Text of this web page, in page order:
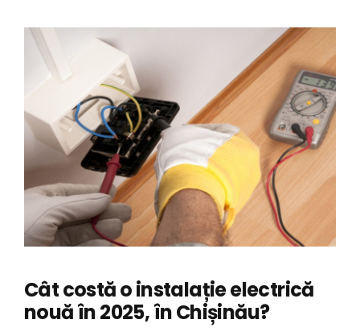
Cât costă o instalație electrică
nouă în 2025, în Chișinău?